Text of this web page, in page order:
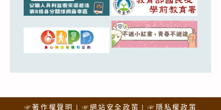
☞著作權聲明 ☞網站安全政策 ☞隱私權政策